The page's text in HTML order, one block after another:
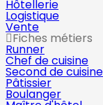
Hôtellerie
Logistique
Vente
Fiches métiers
Runner
Chef de cuisine
Second de cuisine
Pâtissier
Boulanger